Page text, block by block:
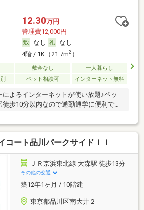
12.30万円
管理費12,000円
なし
なし
4階 / 1K（21.7m2）
敷金なし
一人暮らし
ペット相談可 インターネット無料
によるインターネットが使い放題♪ペッ
徒歩10分以内なので通勤通学に便利で
コート品川パークサイドＩＩ
ＪＲ京浜東北線 大森駅 徒歩13分
その他の交通
築12年1ヶ月 / 10階建
東京都品川区南大井２